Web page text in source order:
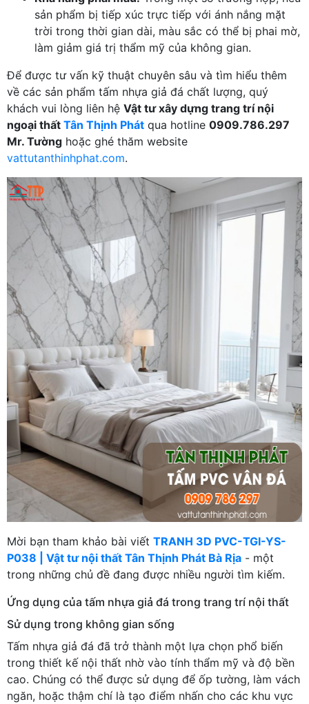
sản phẩm bị tiếp xúc trực tiếp với ánh nắng mặt
trời trong thời gian dài, màu sắc có thể bị phai mờ,
làm giảm giá trị thẩm mỹ của không gian.
Để được tư vấn kỹ thuật chuyên sâu và tìm hiểu thêm
về các sản phẩm tấm nhựa giả đá chất lượng, quý
khách vui lòng liên hệ Vật tư xây dựng trang trí nội
ngoại thất Tân Thịnh Phát qua hotline 0909.786.297
Mr. Tường hoặc ghé thăm website
vattutanthinhphat.com.
Mời bạn tham khảo bài viết TRANH 3D PVC-TGI-YS-
P038 | Vật tư nội thất Tân Thịnh Phát Bà Rịa - một
trong những chủ đề đang được nhiều người tìm kiếm.
Ứng dụng của tấm nhựa giả đá trong trang trí nội thất
Sử dụng trong không gian sống
Tấm nhựa giả đá đã trở thành một lựa chọn phổ biến
trong thiết kế nội thất nhờ vào tính thẩm mỹ và độ bền
cao. Chúng có thể được sử dụng để ốp tường, làm vách
ngăn, hoặc thậm chí là tạo điểm nhấn cho các khu vực